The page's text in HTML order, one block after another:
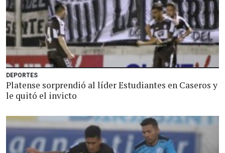
DEPORTES
Platense sorprendió al líder Estudiantes en Caseros y
le quitó el invicto